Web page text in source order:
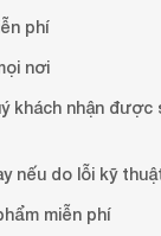
phí
nơi
khách nhận được
nếu do lỗi kỹ
miễn phí